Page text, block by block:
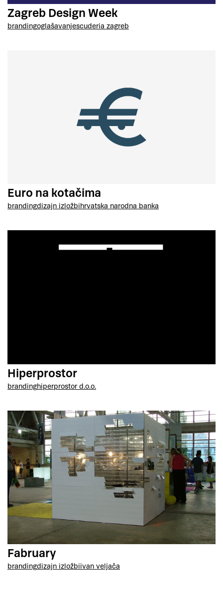
Zagreb Design Week
brandingoglašavanjescuderia zagreb
Euro na kotačima
brandingdizajn izložbihrvatska narodna banka
Hiperprostor
brandinghiperprostor d.o.o.
Fabruary
brandingdizajn izložbiivan veljača